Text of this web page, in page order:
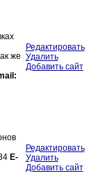
же
Редактировать
Удалить
Добавить сайт
E-
Редактировать
Удалить
Добавить сайт